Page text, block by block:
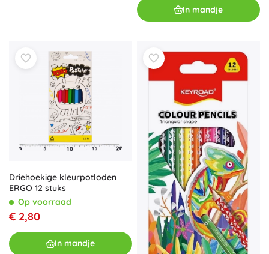
In mandje
Driehoekige kleurpotloden
ERGO 12 stuks
Op voorraad
€ 2,80
In mandje